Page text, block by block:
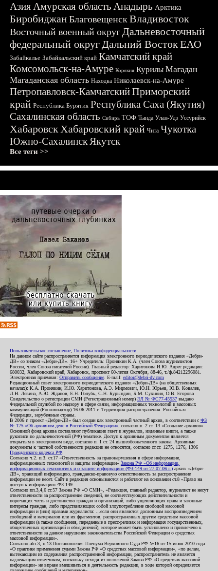
АзияАмурская область Анадырь Арктика
БиробиджанБлаговещенскВладивосток
Восточный военный округДальневосточный
федеральный округДальний ВостокЕАО
Забайкалье Забайкальский край Камчатский край
Комсомольск-на-Амуре Корякия Курилы Магадан
Магаданская область Находка Николаевск-на-Амуре
Петропавловск-КамчатскийПриморский
край Республика Бурятия Республика Саха (Якутия)
Сахалинская область Сибирь ТОФ Тында Улан-Удэ Уссурийск
ХабаровскХабаровский край Чита Чукотка
Южно-СахалинскЯкутск
Все теги >>
Пользовательское соглашение Политика конфиденциальности
На данном сайте распространяется информация электронного периодического издания «Дебри-
ДВ» со знаком «Дебри-ДВ». 16+ Учредитель: Пронякин К.А. (член Союза журналистов
России, член Союза писателей России). Главный редактор: Харитонова И.Ю. Адрес редакции:
680032, Хабаровский край, Хабаровск, проспект 60-летия Октября, 88-46, т./ф.84212296081.
Электронная приемная: Отправить сообщение . E-mail: editor@debri-dv.com
Редакционный совет электронного периодического издания «Дебри-ДВ» (на общественных
началах): К.А. Пронякин, И.Ю. Харитонова, А.Э. Мирмович, Ю.Н. Юрьев, Ю.В. Ковалев,
Л.Н. Левина, А.Ю. Жданов, Е.Н. Голубь, С.Н. Бурындин, Б.М. Сухинин, О.В. Егорова
Свидетельство о регистрации СМИ (Регистрационный номер) ЭЛ № ФС77-45537 выдано
Федеральной службой по надзору в сфере связи, информационных технологий и массовых
коммуникаций (Роскомнадзор) 16.06.2011 г. Территория распространения: Российская
Федерация, зарубежные страны.
В 2006 г. проект «Дебри-ДВ» был создан как электронный частный архив, в соответствии с ФЗ
№ 125 «Об архивном деле в Российской Федерации» , согласно п. 2 ст. 13 «Создание архивов».
Основной фонд архива составляют публикации газет и журналов, изданные книги, а также
рукописи по дальневосточной (РФ) тематике. Доступ к архивным документам является
открытым в электронном виде, согласно п. 1 ст. 24 вышеобозначенного закона. Архивные
документы к частной собственности редакции не относятся, согласно ст.ст. 1275, 1276, 1306
Гражданского кодекса РФ
Согласно ч.2. п.3. ст.17 «Ответственность за правонарушения в сфере информации,
информационных технологий и защиты информации» Закона РФ «Об информации,
информационных технологиях и о защите информации» (ФЗ-149 от 27.07.06 г.) архив «Дебри-
ДВ», хранящий информацию, гражданско-правовую ответственность за распространение
информации не несет. Сайт и редакция основываются и работают на основании ст.8 «Право на
доступ к информации» ФЗ-149.
Согласно пп.3,4,6 ст.57 Закона РФ «О СМИ», «Редакция, главный редактор, журналист не несут
ответственности за распространение сведений, не соответствующих действительности и
порочащих честь и достоинство граждан и организаций, либо ущемляющих права и законные
интересы граждан, либо представляющих собой злоупотребление свободой массовой
информации и (или) правами журналиста: ...если они являются дословным воспроизведением
сообщений и материалов или их фрагментов, распространенных другим средством массовой
информации (а также сообщения, переданные в пресс-релизах и информация государственных,
общественных организаций и объединений), которое может быть установлено и привлечено к
ответственности за данное нарушение законодательства Российской Федерации о средствах
массовой информации».
Согласно абз.3, п.13 Постановления Пленума Верховного Суда РФ №16 от 15 июня 2010 года
«О практике применения судами Закона РФ «О средствах массовой информации», «по делам,
вытекающим из содержания распространенной информации, распространитель не является
надлежащим ответчиком, поскольку исходя из положений Закона РФ «О средствах массовой
информации» не вправе вмешиваться в деятельность редакции, в ходе которой определяется